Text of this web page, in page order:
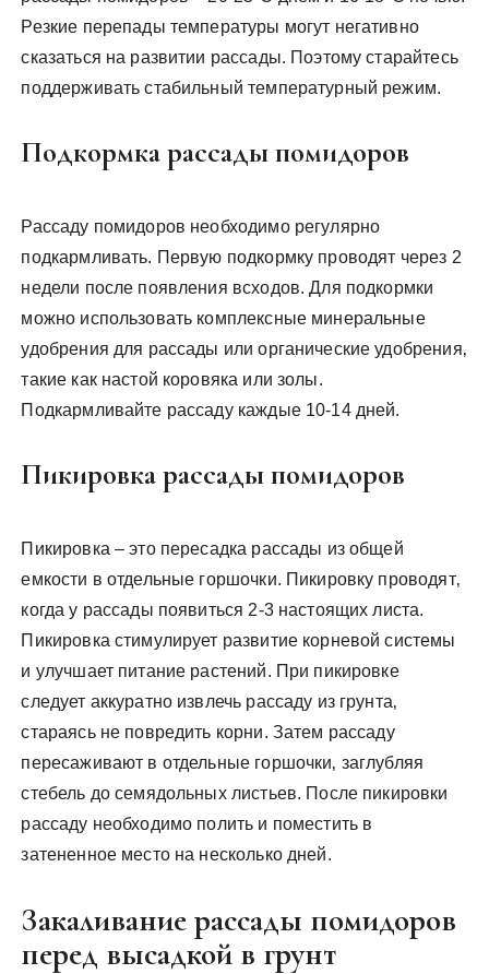
Резкие перепады температуры могут негативно
сказаться на развитии рассады. Поэтому старайтесь
поддерживать стабильный температурный режим.
Подкормка рассады помидоров
Рассаду помидоров необходимо регулярно
подкармливать. Первую подкормку проводят через 2
недели после появления всходов. Для подкормки
можно использовать комплексные минеральные
удобрения для рассады или органические удобрения‚
такие как настой коровяка или золы.
Подкармливайте рассаду каждые 10-14 дней.
Пикировка рассады помидоров
Пикировка – это пересадка рассады из общей
емкости в отдельные горшочки. Пикировку проводят‚
когда у рассады появиться 2-3 настоящих листа.
Пикировка стимулирует развитие корневой системы
и улучшает питание растений. При пикировке
следует аккуратно извлечь рассаду из грунта‚
стараясь не повредить корни. Затем рассаду
пересаживают в отдельные горшочки‚ заглубляя
стебель до семядольных листьев. После пикировки
рассаду необходимо полить и поместить в
затененное место на несколько дней.
Закаливание рассады помидоров
перед высадкой в грунт